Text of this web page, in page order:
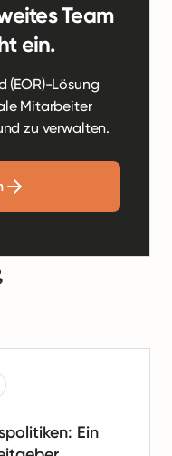
Team
ein.
(EOR)-Lösung
Mitarbeiter
zu verwalten.
Ein